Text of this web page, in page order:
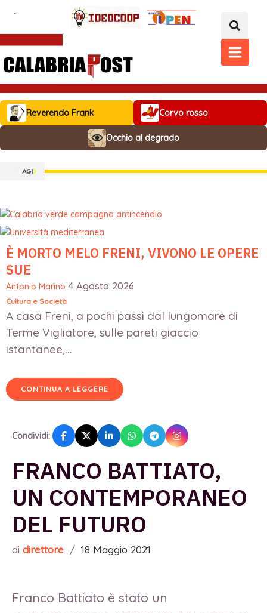
contenuto
MAIN
MENU
Reverendo Frank Corvo rosso
Occhio al degrado
È MORTO MELO FRENI, VIVONO LE OPERE
SUE
Antonio Marino 4 Agosto 2026
Cultura e Società
A casa Freni, a pochi passi dal lungomare di
Terme Vigliatore, sulle pareti giaccio
istantanee,...
CONTINUA A LEGGERE
Condividi:
FRANCO BATTIATO,
UN CONTEMPORANEO
DEL FUTURO
di direttore / 18 Maggio 2021
Franco Battiato è stato un